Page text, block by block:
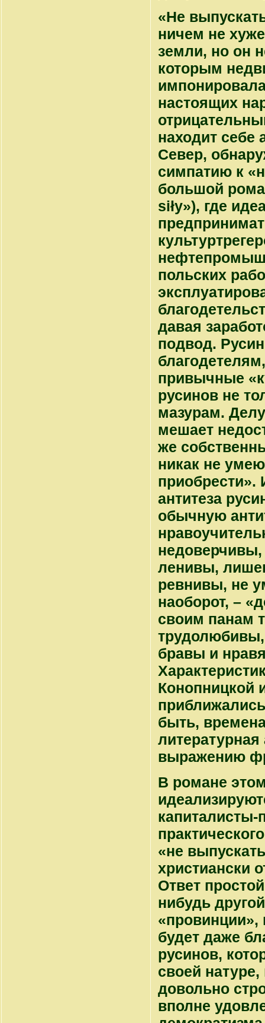
«Не
ничем не
земли, но он
которым
настоящих
находит себе
Север,
симпатию к
большой
siły»), где
польских
давая
подвод.
привычные
русинов не
мазурам.
мешает
же
никак не
антитеза
обычную
ленивы,
ревнивы, не
наоборот, –
своим панам
бравы и
Конопницкой
быть,
литературная
выражению
В романе
«не
христиански
Ответ
нибудь
«провинции»,
будет даже
русинов,
своей
довольно
вполне